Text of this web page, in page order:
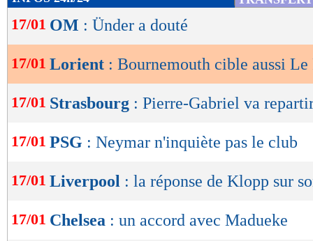
de
lecture
OK
17/01 OM : Ünder a douté
17/01 Lorient : Bournemouth cible aussi Le
17/01 Strasbourg : Pierre-Gabriel va
17/01 PSG : Neymar n'inquiète pas le club
17/01 Liverpool : la réponse de Klopp sur
17/01 Chelsea : un accord avec Madueke